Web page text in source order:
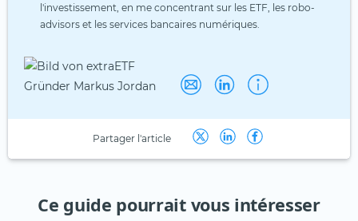
l'investissement, en me concentrant sur les ETF, les robo-
advisors et les services bancaires numériques.
Partager l'article
Ce guide pourrait vous intéresser